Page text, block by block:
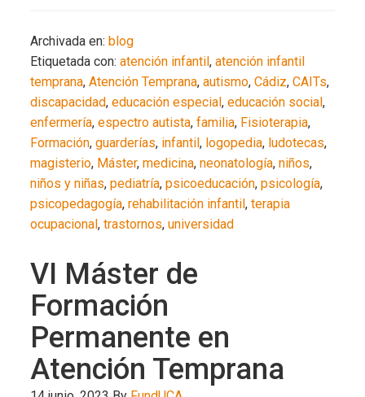
Archivada en:blog
Etiquetada con:atención infantil,atención infantil
temprana,Atención Temprana,autismo,Cádiz,CAITs,
discapacidad,educación especial,educación social,
enfermería,espectro autista,familia, Fisioterapia,
Formación,guarderías, infantil, logopedia, ludotecas,
magisterio, Máster,medicina,neonatología,niños,
niños y niñas,pediatría,psicoeducación,psicología,
psicopedagogía,rehabilitación infantil,terapia
ocupacional,trastornos,universidad
VI Máster de
Formación
Permanente en
Atención Temprana